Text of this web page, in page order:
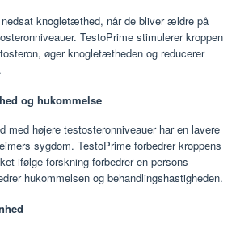
knogletæthed, når de bliver ældre på
TestoPrime stimulerer kroppen
øger knogletætheden og reducerer
og hukommelse
med højere testosteronniveauer har en lavere
sygdom. TestoPrime forbedrer kroppens
ifølge forskning forbedrer en persons
hukommelsen og behandlingshastigheden.